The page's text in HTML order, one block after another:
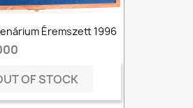
Éremszett 1996
OF STOCK